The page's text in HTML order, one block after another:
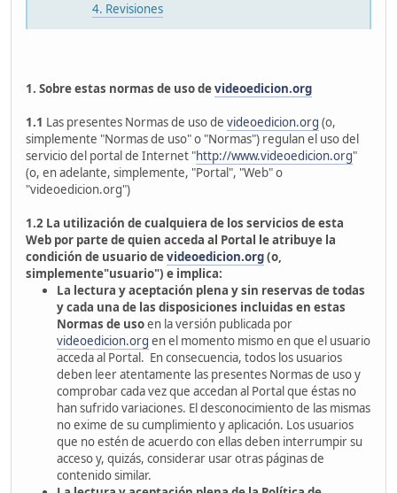
4. Revisiones
1. Sobre estas normas de uso devideoedicion.org
1.1 Las presentes Normas de uso de videoedicion.org (o,
simplemente "Normas de uso" o "Normas") regulan el uso del
servicio del portal de Internet "http://www.videoedicion.org"
(o, en adelante, simplemente, "Portal", "Web" o
"videoedicion.org")
1.2 La utilización de cualquiera de los servicios de esta
Web por parte de quien acceda al Portal le atribuye la
condición de usuario devideoedicion.org(o,
simplemente"usuario") e implica:
La lectura y aceptación plena y sin reservas de todas
y cada una de las disposiciones incluidas en estas
Normas de usoen la versión publicada por
videoedicion.org en el momento mismo en que el usuario
acceda al Portal. En consecuencia, todos los usuarios
deben leer atentamente las presentes Normas de uso y
comprobar cada vez que accedan al Portal que éstas no
han sufrido variaciones. El desconocimiento de las mismas
no exime de su cumplimiento y aplicación. Los usuarios
que no estén de acuerdo con ellas deben interrumpir su
acceso y, quizás, considerar usar otras páginas de
contenido similar.